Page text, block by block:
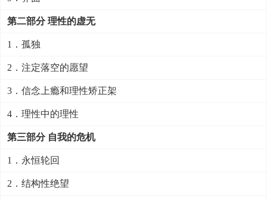
第二部分 理性的虚无
1．孤独
2．注定落空的愿望
3．信念上瘾和理性矫正架
4．理性中的理性
第三部分 自我的危机
1．永恒轮回
2．结构性绝望